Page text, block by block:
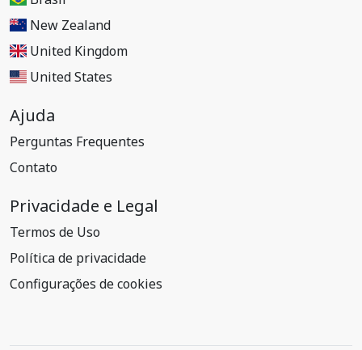
New Zealand
United Kingdom
United States
Ajuda
Perguntas Frequentes
Contato
Privacidade e Legal
Termos de Uso
Política de privacidade
Configurações de cookies